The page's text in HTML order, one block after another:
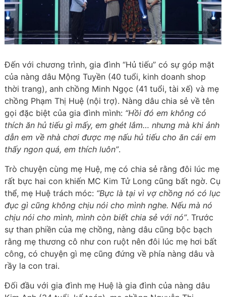
Đến với chương trình, gia đình “Hủ tiếu” có sự góp mặt
của nàng dâu Mộng Tuyền (40 tuổi, kinh doanh shop
thời trang), anh chồng Minh Ngọc (41 tuổi, tài xế) và mẹ
chồng Phạm Thị Huệ (nội trợ). Nàng dâu chia sẻ về tên
gọi đặc biệt của gia đình mình: “Hồi đó em không có
thích ăn hủ tiếu gì mấy, em ghét lắm… nhưng mà khi ảnh
dẫn em về nhà chơi được mẹ nấu hủ tiếu cho ăn cái em
thấy ngon quá, em thích luôn”.
Trò chuyện cùng mẹ Huệ, mẹ có chia sẻ rằng đôi lúc mẹ
rất bực hai con khiến MC Kim Tử Long cũng bất ngờ. Cụ
thể, mẹ Huệ trách móc: “Bực là tại vì vợ chồng nó có lục
đục gì cũng không chịu nói cho mình nghe. Nếu mà nó
chịu nói cho mình, mình còn biết chia sẻ với nó”. Trước
sự than phiền của mẹ chồng, nàng dâu cũng bộc bạch
rằng mẹ thương cô như con ruột nên đôi lúc mẹ hơi bất
công, có chuyện gì mẹ cũng đứng về phía nàng dâu và
rầy la con trai.
Đối đầu với gia đình mẹ Huệ là gia đình của nàng dâu